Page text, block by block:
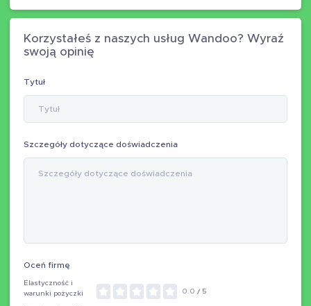
Korzystałeś z naszych usług Wandoo? Wyraź
swoją opinię
Tytuł
Szczegóły dotyczące doświadczenia
Oceń firmę
Elastyczność i
warunki pożyczki
0.0 / 5